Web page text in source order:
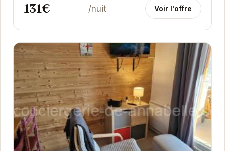
131€ /nuit Voir l'offre